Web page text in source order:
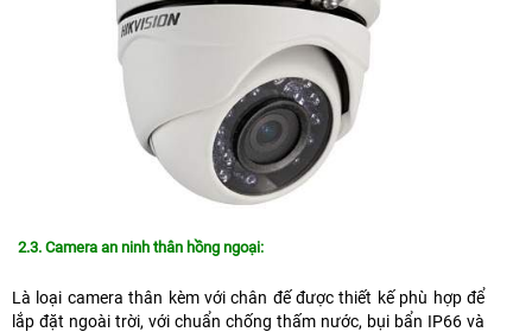
2.3. Camera an ninh thân hồng ngoại:
Là loại camera thân kèm với chân đế được thiết kế phù hợp để
lắp đặt ngoài trời, với chuẩn chống thấm nước, bụi bẩn IP66 và